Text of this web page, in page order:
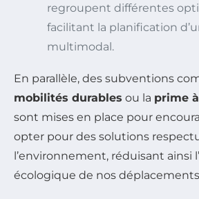
regroupent différentes
facilitant la planification
multimodal.
En parallèle, des subventions
mobilités durables ou la prime
sont mises en place pour
opter pour des solutions
l’environnement, réduisant ainsi
écologique de nos